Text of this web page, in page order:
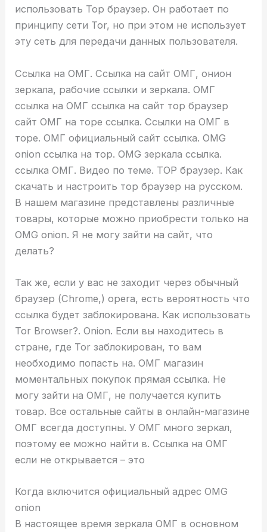
использовать Тор браузер. Он работает по
принципу сети Tor, но при этом не использует
эту сеть для передачи данных пользователя.
Ссылка на ОМГ. Ссылка на сайт ОМГ, онион
зеркала, рабочие ссылки и зеркала. ОМГ
ссылка на ОМГ ссылка на сайт тор браузер
сайт ОМГ на торе ссылка. Ссылки на ОМГ в
торе. ОМГ официальный сайт ссылка. OMG
onion ссылка на тор. OMG зеркала ссылка.
ссылка ОМГ. Видео по теме. ТОР браузер. Как
скачать и настроить тор браузер на русском.
В нашем магазине представлены различные
товары, которые можно приобрести только на
OMG onion. Я не могу зайти на сайт, что
делать?
Так же, если у вас не заходит через обычный
браузер (Chrome,) opera, есть вероятность что
ссылка будет заблокирована. Как использовать
Tor Browser?. Onion. Если вы находитесь в
стране, где Tor заблокирован, то вам
необходимо попасть на. ОМГ магазин
моментальных покупок прямая ссылка. Не
могу зайти на ОМГ, не получается купить
товар. Все остальные сайты в онлайн-магазине
ОМГ всегда доступны. У ОМГ много зеркал,
поэтому ее можно найти в. Ссылка на ОМГ
если не открывается – это
Когда включится официальный адрес OMG
onion
В настоящее время зеркала ОМГ в основном